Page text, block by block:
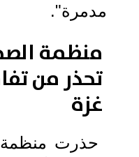
مدمرة".
منظمة
تحذر من
غزة
حذرت منظمة